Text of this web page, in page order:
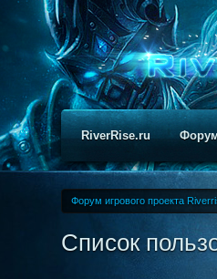
RiverRise.ru
Форум игрового проекта
Список